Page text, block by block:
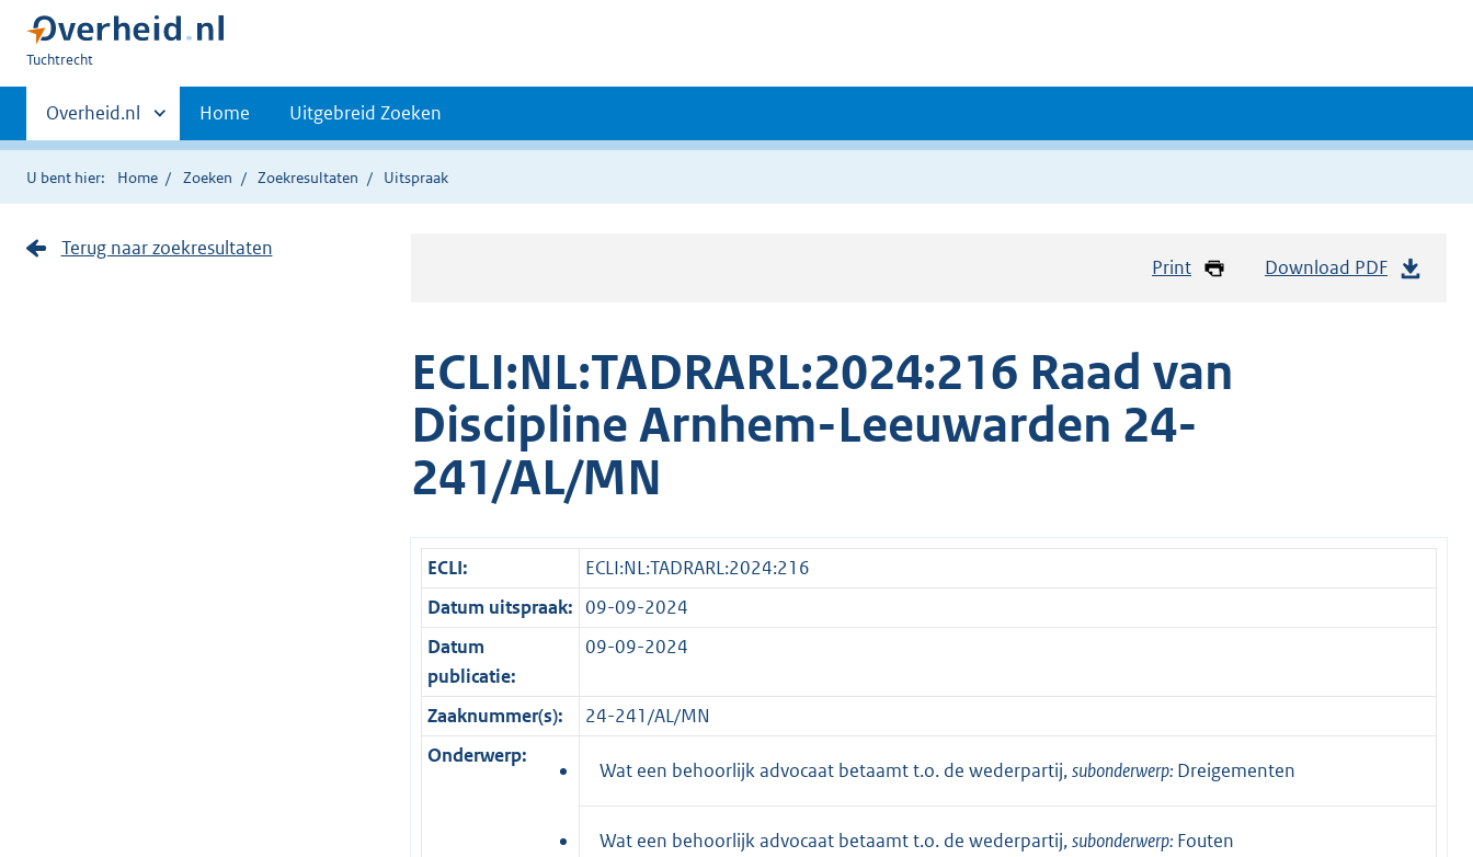
U
hier:
Tuchtrecht
Primaire
navigatie
Andere
sites
binnen
Overheid.nl Home Uitgebreid Zoeken
U bent hier: Home Zoeken Zoekresultaten Uitspraak
Print Download PDF
ECLI:NL:TADRARL:2024:216 Raad van
Discipline Arnhem-Leeuwarden 24-
241/AL/MN
ECLI:
ECLI:NL:TADRARL:2024:216
Datum uitspraak: 09-09-2024
Datum
publicatie:
09-09-2024
Zaaknummer(s):
24-241/AL/MN
Onderwerp:
Wat een behoorlijk advocaat betaamt t.o. de wederpartij,subonderwerp: Dreigementen
Wat een behoorlijk advocaat betaamt t.o. de wederpartij,subonderwerp: Fouten
Terug naar zoekresultaten